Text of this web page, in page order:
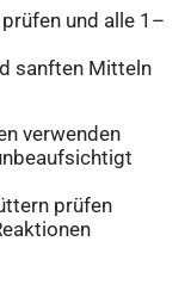
und alle 1–
sanften Mitteln
verwenden
prüfen